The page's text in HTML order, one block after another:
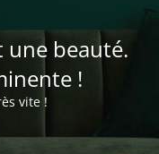
une beauté.
!
vite !